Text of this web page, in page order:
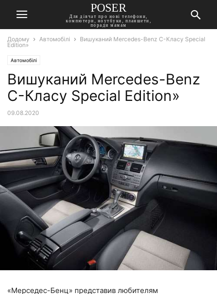
POSER
Для дівчат про нові телефони,
компютери, ноутбуки, планшети,
поради мамам
Додому Автомобілі
Вишуканий Mercedes-Benz C-Класу Special
Edition»
Автомобілі
Вишуканий Mercedes-Benz
C-Класу Special Edition»
09.08.2020
«Мерседес-Бенц» представив любителям